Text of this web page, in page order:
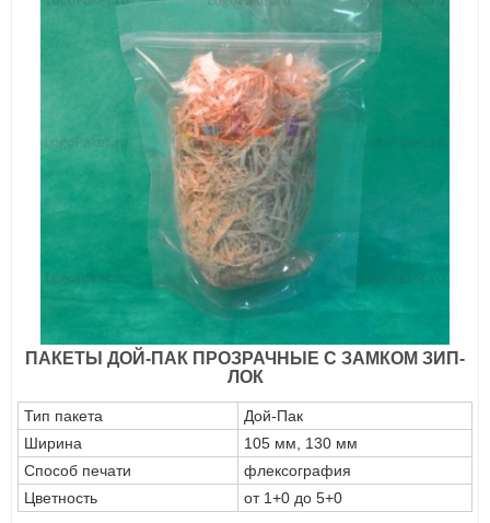
ПАКЕТЫ ДОЙ-ПАК ПРОЗРАЧНЫЕ С ЗАМКОМ ЗИП-
ЛОК
Тип пакета
Дой-Пак
Ширина
105 мм, 130 мм
Способ печати
флексография
Цветность
от 1+0 до 5+0